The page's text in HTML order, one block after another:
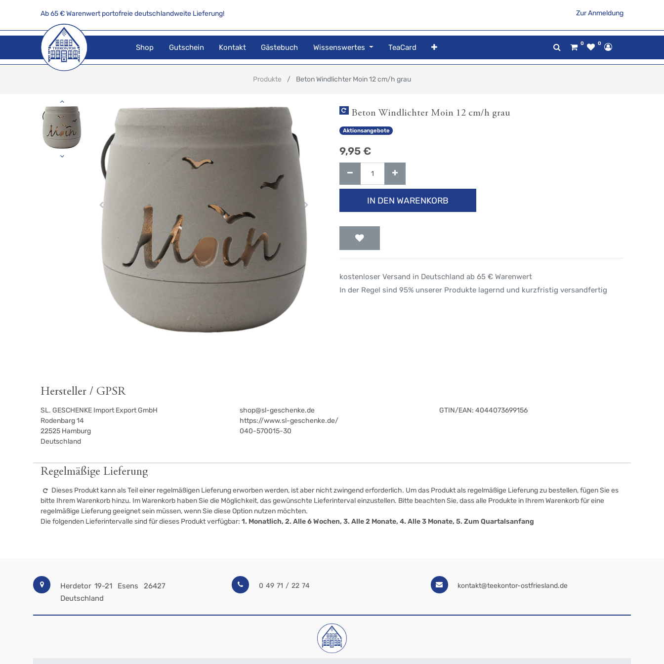
Ab 65 € Warenwert portofreie deutschlandweite Lieferung! Zur Anmeldung
Shop Gutschein Kontakt Gästebuch Wissenswertes TeaCard 0 0
Produkte Beton Windlichter Moin 12 cm/h grau
Beton Windlichter Moin 12 cm/h grau
Aktionsangebote
9,95 €
IN DEN WARENKORB
kostenloser Versand in Deutschland ab 65 € Warenwert
In der Regel sind 95% unserer Produkte lagernd und kurzfristig versandfertig
Hersteller / GPSR
SL. GESCHENKE Import Export GmbH
Rodenbarg 14
22525 Hamburg
Deutschland
shop@sl-geschenke.de
https://www.sl-geschenke.de/
040-570015-30
GTIN/EAN: 4044073699156
Regelmäßige Lieferung
Dieses Produkt kann als Teil einer regelmäßigen Lieferung erworben werden, ist aber nicht zwingend erforderlich. Um das Produkt als regelmäßige Lieferung zu bestellen, fügen Sie es
bitte Ihrem Warenkorb hinzu. Im Warenkorb haben Sie die Möglichkeit, das gewünschte Lieferinterval einzustellen. Bitte beachten Sie, dass alle Produkte in Ihrem Warenkorb für eine
regelmäßige Lieferung geeignet sein müssen, wenn Sie diese Option nutzen möchten.
Die folgenden Lieferintervalle sind für dieses Produkt verfügbar:1. Monatlich, 2. Alle 6 Wochen, 3. Alle 2 Monate, 4. Alle 3 Monate, 5. Zum Quartalsanfang
Herdetor 19-21 Esens
26427
Deutschland
0 49 71 / 22 74 kontakt@teekontor-ostfriesland.de